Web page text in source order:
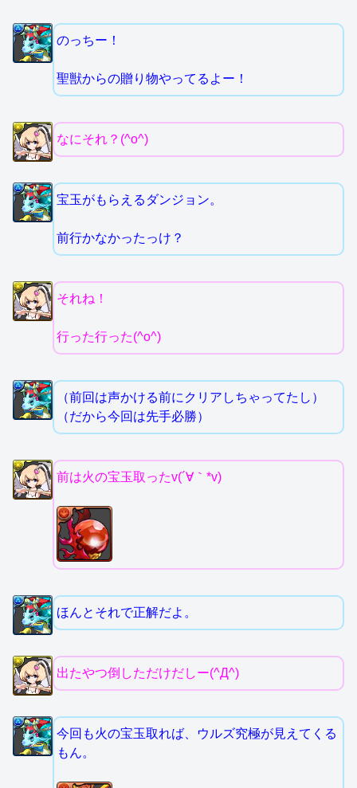
のっちー！
聖獣からの贈り物やってるよー！
なにそれ？(^o^)
宝玉がもらえるダンジョン。
前行かなかったっけ？
それね！
行った行った(^o^)
（前回は声かける前にクリアしちゃってたし）
（だから今回は先手必勝）
前は火の宝玉取ったv(´∀｀*v)
ほんとそれで正解だよ。
出たやつ倒しただけだしー(^Д^)
今回も火の宝玉取れば、ウルズ究極が見えてくる
もん。